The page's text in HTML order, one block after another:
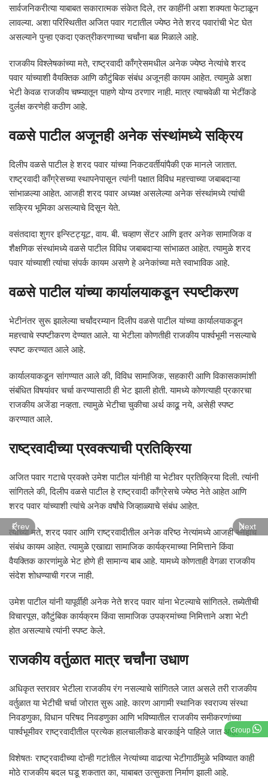
Group
सार्वजनिकरीत्या याबाबत सकारात्मक संकेत दिले, तर काहींनी अशा शक्यता फेटाळून
लावल्या. अशा परिस्थितीत अजित पवार गटातील ज्येष्ठ नेते शरद पवारांची भेट घेत
असल्याने पुन्हा एकदा एकत्रीकरणाच्या चर्चांना बळ मिळाले आहे.
राजकीय विश्लेषकांच्या मते, राष्ट्रवादी काँग्रेसमधील अनेक ज्येष्ठ नेत्यांचे शरद
पवार यांच्याशी वैयक्तिक आणि कौटुंबिक संबंध अजूनही कायम आहेत. त्यामुळे अशा
भेटी केवळ राजकीय चष्म्यातून पाहणे योग्य ठरणार नाही. मात्र त्याचवेळी या भेटींकडे
दुर्लक्ष करणेही कठीण आहे.
वळसे पाटील अजूनही अनेक संस्थांमध्ये सक्रिय
दिलीप वळसे पाटील हे शरद पवार यांच्या निकटवर्तीयांपैकी एक मानले जातात.
राष्ट्रवादी काँग्रेसच्या स्थापनेपासून त्यांनी पक्षात विविध महत्त्वाच्या जबाबदाऱ्या
सांभाळल्या आहेत. आजही शरद पवार अध्यक्ष असलेल्या अनेक संस्थांमध्ये त्यांची
सक्रिय भूमिका असल्याचे दिसून येते.
वसंतदादा शुगर इन्स्टिट्यूट, वाय. बी. चव्हाण सेंटर आणि इतर अनेक सामाजिक व
शैक्षणिक संस्थांमध्ये वळसे पाटील विविध जबाबदाऱ्या सांभाळत आहेत. त्यामुळे शरद
पवार यांच्याशी त्यांचा संपर्क कायम असणे हे अनेकांच्या मते स्वाभाविक आहे.
वळसे पाटील यांच्या कार्यालयाकडून स्पष्टीकरण
भेटीनंतर सुरू झालेल्या चर्चांदरम्यान दिलीप वळसे पाटील यांच्या कार्यालयाकडून
महत्त्वाचे स्पष्टीकरण देण्यात आले. या भेटीला कोणतीही राजकीय पार्श्वभूमी नसल्याचे
स्पष्ट करण्यात आले आहे.
कार्यालयाकडून सांगण्यात आले की, विविध सामाजिक, सहकारी आणि विकासकामांशी
संबंधित विषयांवर चर्चा करण्यासाठी ही भेट झाली होती. यामध्ये कोणत्याही प्रकारचा
राजकीय अजेंडा नव्हता. त्यामुळे भेटीचा चुकीचा अर्थ काढू नये, असेही स्पष्ट
करण्यात आले.
राष्ट्रवादीच्या प्रवक्त्याची प्रतिक्रिया
अजित पवार गटाचे प्रवक्ते उमेश पाटील यांनीही या भेटीवर प्रतिक्रिया दिली. त्यांनी
सांगितले की, दिलीप वळसे पाटील हे राष्ट्रवादी काँग्रेसचे ज्येष्ठ नेते आहेत आणि
शरद पवार यांच्याशी त्यांचे अनेक वर्षांचे जिव्हाळ्याचे संबंध आहेत.
त्यांच्या मते, शरद पवार आणि राष्ट्रवादीतील अनेक वरिष्ठ नेत्यांमध्ये आजही स्नेहाचे
संबंध कायम आहेत. त्यामुळे एखाद्या सामाजिक कार्यक्रमाच्या निमित्ताने किंवा
वैयक्तिक कारणांमुळे भेट होणे ही सामान्य बाब आहे. यामध्ये कोणताही वेगळा राजकीय
संदेश शोधण्याची गरज नाही.
उमेश पाटील यांनी यापूर्वीही अनेक नेते शरद पवार यांना भेटल्याचे सांगितले. तब्येतीची
विचारपूस, कौटुंबिक कार्यक्रम किंवा सामाजिक उपक्रमांच्या निमित्ताने अशा भेटी
होत असल्याचे त्यांनी स्पष्ट केले.
राजकीय वर्तुळात मात्र चर्चांना उधाण
अधिकृत स्तरावर भेटीला राजकीय रंग नसल्याचे सांगितले जात असले तरी राजकीय
वर्तुळात या भेटीची चर्चा जोरात सुरू आहे. कारण आगामी स्थानिक स्वराज्य संस्था
निवडणुका, विधान परिषद निवडणुका आणि भविष्यातील राजकीय समीकरणांच्या
पार्श्वभूमीवर राष्ट्रवादीतील प्रत्येक हालचालीकडे बारकाईने पाहिले जात आहे.
विशेषतः राष्ट्रवादीच्या दोन्ही गटांतील नेत्यांच्या वाढत्या भेटीगाठींमुळे भविष्यात काही
मोठे राजकीय बदल घडू शकतात का, याबाबत उत्सुकता निर्माण झाली आहे.
Prev Next